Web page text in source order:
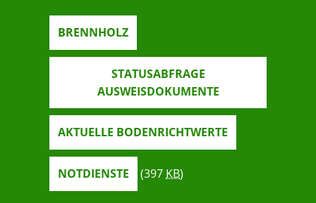
BRENNHOLZ
STATUSABFRAGE
AUSWEISDOKUMENTE
AKTUELLE BODENRICHTWERTE
NOTDIENSTE (397 KB)